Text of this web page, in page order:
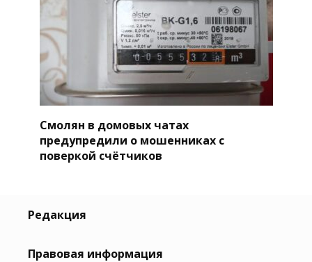
Смолян в домовых чатах
предупредили о мошенниках с
поверкой счётчиков
Редакция
Правовая информация